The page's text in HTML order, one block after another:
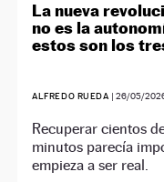
La nueva
no es la
estos son los
ALFREDO RUEDA | 26/05/
Recuperar cientos
minutos parecía
empieza a ser real.